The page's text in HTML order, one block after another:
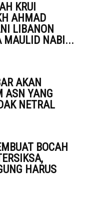
KRUI
AHMAD
LIBANON
MAULID NABI...
AKAN
ASN YANG
NETRAL
BOCAH
HARUS